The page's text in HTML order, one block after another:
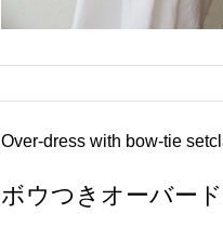
Over-dress with bow-tie
ボウつきオーバー